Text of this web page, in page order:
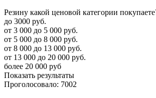
Резину какой ценовой категории
до 3000 руб.
от 3 000 до 5 000 руб.
от 5 000 до 8 000 руб.
от 8 000 до 13 000 руб.
от 13 000 до 20 000 руб.
более 20 000 руб
Показать результаты
Проголосовало: 7002